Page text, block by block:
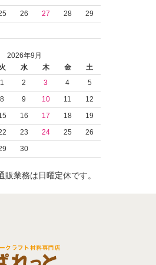
26 27 28
29
2026年9月
火 水 木 金
土
1
2 3 4
5
8 9 10 11
12
16 17 18
19
23 24 25
26
30
業務は日曜定休です。